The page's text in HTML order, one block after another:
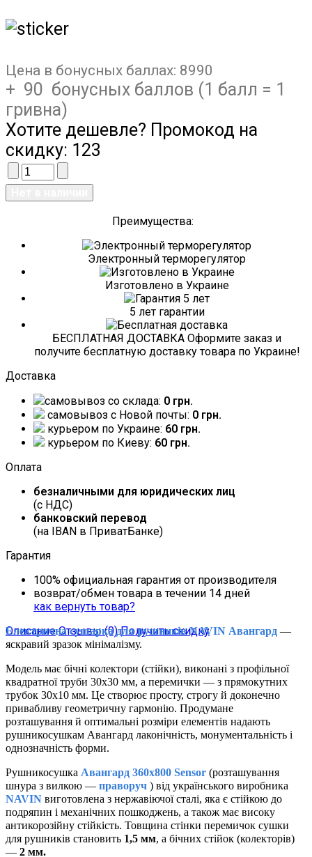
Цена в бонусных баллах: 8990
+ 90 бонусных баллов (1 балл = 1
гривна)
Хотите дешевле? Промокод на
скидку: 123
Преимущества:
Электронный терморегулятор
Изготовлено в Украине
5 лет гарантии
БЕСПЛАТНАЯ ДОСТАВКА Оформите заказ и
получите бесплатную доставку товара по Украине!
Доставка
самовывоз со склада: 0 грн.
самовывоз c Новой почты: 0 грн.
курьером по Украине: 60 грн.
курьером по Киеву: 60 грн.
Оплата
безналичными для юридических лиц
(с НДС)
банковский перевод
(на IBAN в ПриватБанке)
Гарантия
100% официальная гарантия от производителя
возврат/обмен товара в течении 14 дней
как вернуть товар?
Описание Отзывы (0) Получить скидку
Електрична сушарка для рушників NAVIN Авангард —
яскравий зразок мінімалізму.
Модель має бічні колектори (стійки), виконані з профільної
квадратної труби 30х30 мм, а перемички — з прямокутних
трубок 30х10 мм. Це створює просту, строгу й доконечно
привабливу геометричну гармонію. Продумане
розташування й оптимальні розміри елементів надають
рушникосушкам Авангард лаконічність, монументальність і
однозначність форми.
Рушникосушка Авангард 360х800 Sensor (розташування
шнура з вилкою — праворуч ) від українського виробника
NAVIN виготовлена з нержавіючої сталі, яка є стійкою до
подряпин і механічних пошкоджень, а також має високу
антикорозійну стійкість. Товщина стінки перемичок сушки
для рушників становить 1,5 мм, а бічних стійок (колекторів)
— 2 мм.